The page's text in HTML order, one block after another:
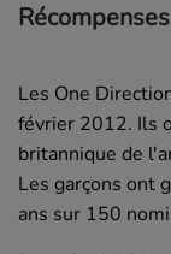
Les One
février 2012. Ils
britannique de
Les garçons ont
ans sur 150